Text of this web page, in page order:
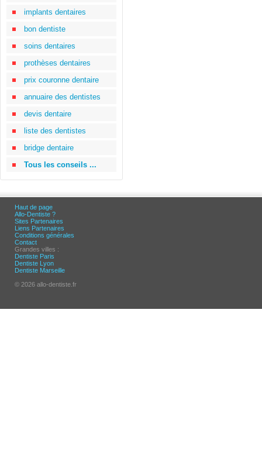
implants dentaires
bon dentiste
soins dentaires
prothèses dentaires
prix couronne dentaire
annuaire des dentistes
devis dentaire
liste des dentistes
bridge dentaire
Tous les conseils ...
Haut de page
Allo-Dentiste ?
Sites Partenaires
Liens Partenaires
Conditions générales
Contact
Grandes villes :
Dentiste Paris
Dentiste Lyon
Dentiste Marseille
© 2026 allo-dentiste.fr